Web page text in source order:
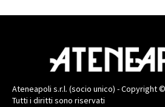
Ateneapoli s.r.l. (socio unico) - Copyright ©
Tutti i diritti sono riservati